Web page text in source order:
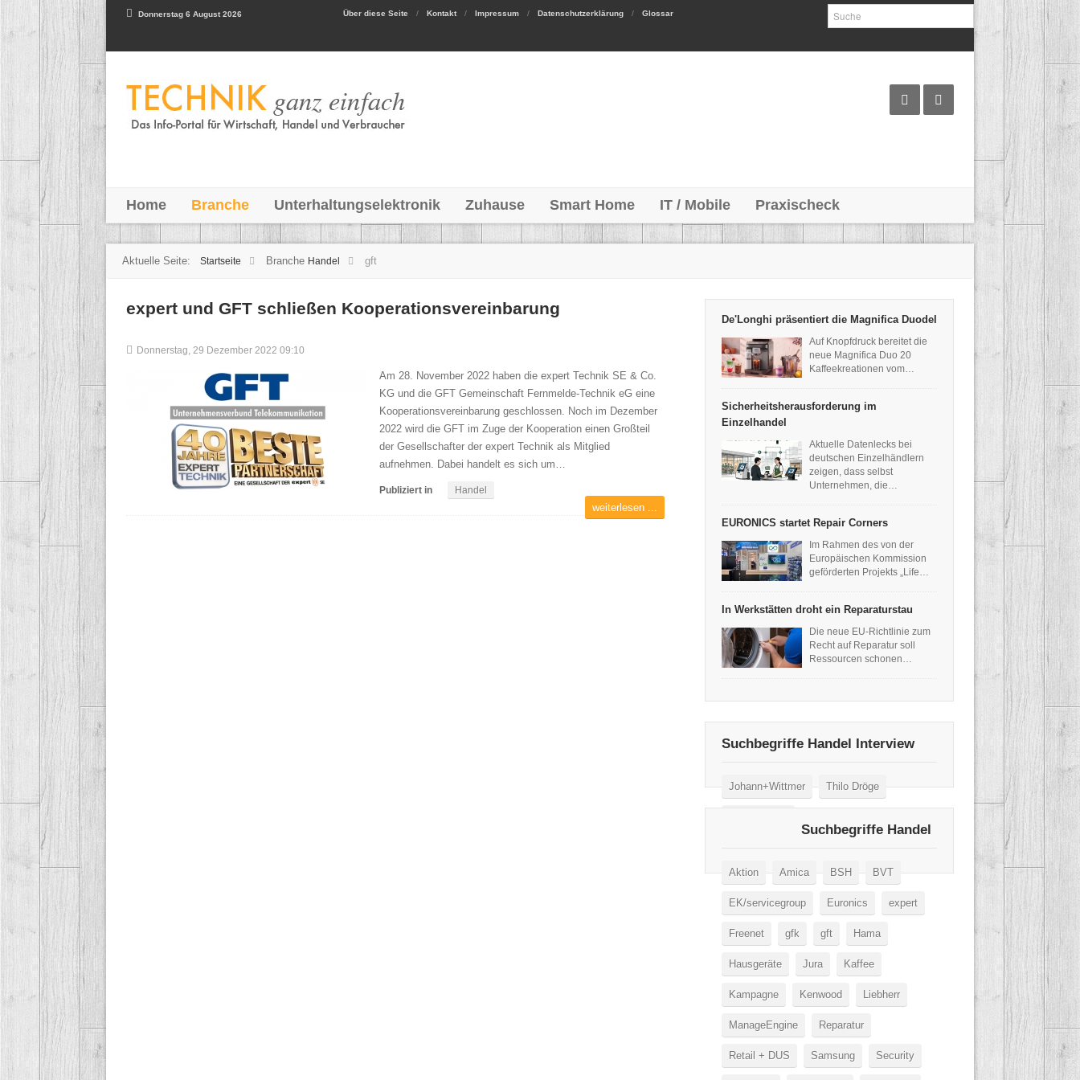
Donnerstag 6 August 2026 Über diese Seite Kontakt Impressum Datenschutzerklärung Glossar
Home Branche Unterhaltungselektronik Zuhause Smart Home IT / Mobile Praxischeck
Aktuelle Seite: Startseite Branche Handel gft
expert und GFT schließen Kooperationsvereinbarung
Donnerstag, 29 Dezember 2022 09:10
Am 28. November 2022 haben die expert Technik SE & Co.
KG und die GFT Gemeinschaft Fernmelde-Technik eG eine
Kooperationsvereinbarung geschlossen. Noch im Dezember
2022 wird die GFT im Zuge der Kooperation einen Großteil
der Gesellschafter der expert Technik als Mitglied
aufnehmen. Dabei handelt es sich um…
Publiziert in Handel
weiterlesen ...
De'Longhi präsentiert die Magnifica Duodel
Auf Knopfdruck bereitet die
neue Magnifica Duo 20
Kaffeekreationen vom…
Sicherheitsherausforderung im
Einzelhandel
Aktuelle Datenlecks bei
deutschen Einzelhändlern
zeigen, dass selbst
Unternehmen, die…
EURONICS startet Repair Corners
Im Rahmen des von der
Europäischen Kommission
geförderten Projekts „Life…
In Werkstätten droht ein Reparaturstau
Die neue EU-Richtlinie zum
Recht auf Reparatur soll
Ressourcen schonen…
Suchbegriffe Handel Interview
Johann+Wittmer Thilo Dröge
Suchbegriffe Handel
Aktion Amica BSH BVT
EK/servicegroup Euronics expert
Freenet gfk gft Hama
Hausgeräte Jura Kaffee
Kampagne Kenwood Liebherr
ManageEngine Reparatur
Retail + DUS Samsung Security